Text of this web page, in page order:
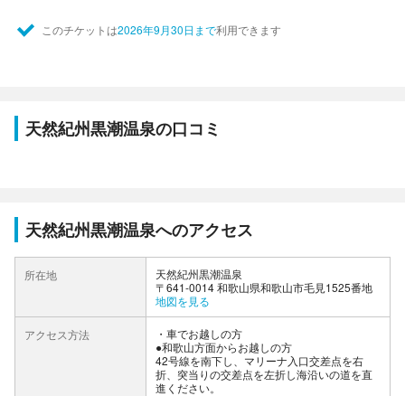
このチケットは2026年9月30日まで利用できます
天然紀州黒潮温泉の口コミ
天然紀州黒潮温泉へのアクセス
所在地
天然紀州黒潮温泉
〒641-0014 和歌山県和歌山市毛見1525番地
地図を見る
アクセス方法
車でお越しの方
●和歌山方面からお越しの方
42号線を南下し、マリーナ入口交差点を右
折、突当りの交差点を左折し海沿いの道を直
進ください。